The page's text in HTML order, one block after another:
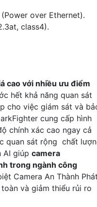
over Ethernet).
class4).
cao với nhiều ưu điểm
hết khả năng quan sát
cho việc giám sát và
cung cấp hình
chính xác cao ngay cả
quan sát rộng chất
AI giúp camera
trong ngành công
Camera An Thành
và giảm thiểu rủi ro